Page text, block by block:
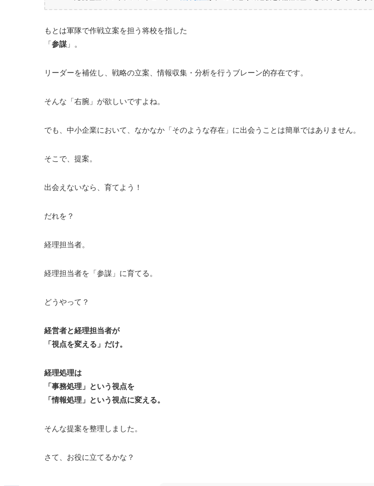
もとは軍隊で作戦立案を担う将校を指した
「参謀 」。
リーダーを補佐し、戦略の立案、情報収集・分析を行うブレーン的存在です。
そんな「右腕」が欲しいですよね。
でも、中小企業において、なかなか「そのような存在」に出会うことは簡単ではありません。
そこで、提案。
出会えないなら、育てよう！
だれを？
経理担当者。
経理担当者を「参謀」に育てる。
どうやって？
経営者と経理担当者が
「視点を変える」だけ。
経理処理は
「事務処理」という視点を
「情報処理」という視点に変える。
そんな提案を整理しました。
さて、お役に立てるかな？